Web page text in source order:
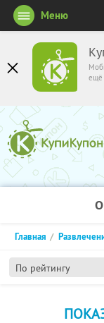
ещё
Меню
По рейтингу
Главная